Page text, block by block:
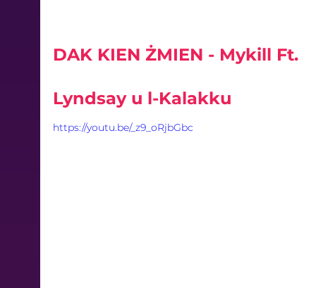
DAK KIEN ŻMIEN - Mykill Ft.
Lyndsay u l-Kalakku
https://youtu.be/_z9_oRjbGbc